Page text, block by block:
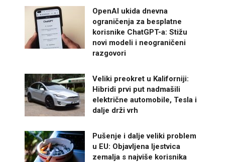
OpenAI ukida dnevna
ograničenja za besplatne
korisnike ChatGPT-a: Stižu
novi modeli i neograničeni
razgovori
Veliki preokret u Kaliforniji:
Hibridi prvi put nadmašili
električne automobile, Tesla i
dalje drži vrh
Pušenje i dalje veliki problem
u EU: Objavljena ljestvica
zemalja s najviše korisnika